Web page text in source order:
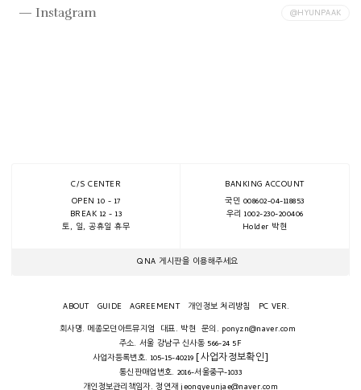
Instagram @HYUNPAAK
C/S CENTER
OPEN 10 - 17
BREAK 12 - 13
토, 일, 공휴일 휴무
BANKING ACCOUNT
국민 008602-04-118853
우리 1002-230-200406
Holder 박현
QNA 게시판을 이용해주세요
ABOUT GUIDE AGREEMENT 개인정보 처리방침
PC VER.
회사명. 메종모던아트뮤지엄 대표. 박현 문의. ponyzn@naver.com
주소. 서울 강남구 신사동 566-24 5F
사업자등록번호. 105-15-40219 [사업자정보확인]
통신판매업번호. 2016-서울중구-1033